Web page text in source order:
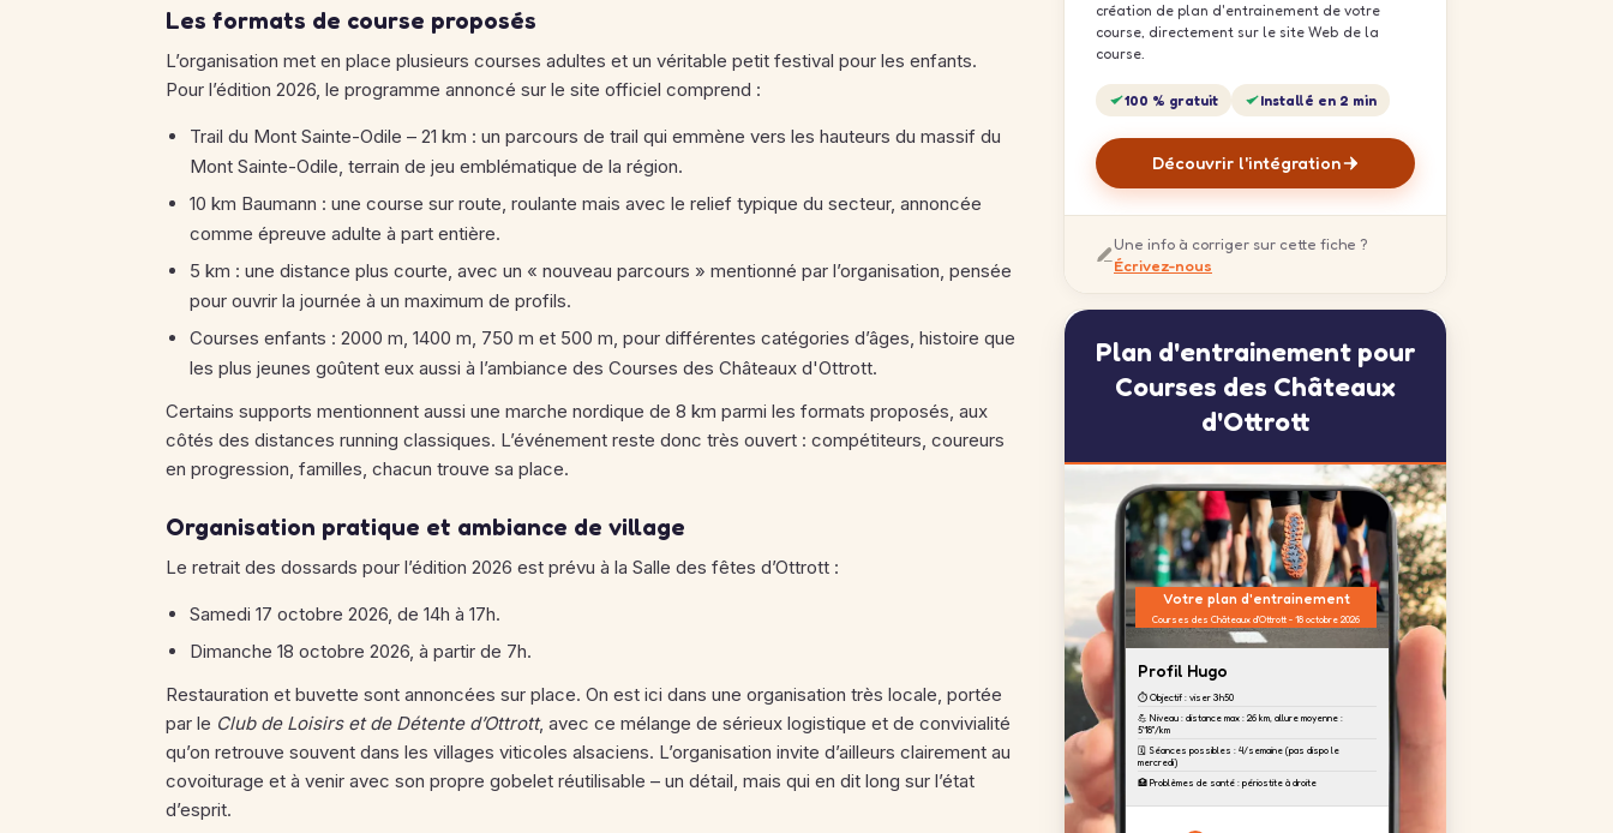
Les formats de course proposés
L’organisation met en place plusieurs courses adultes et un véritable petit festival pour les enfants.
Pour l’édition 2026, le programme annoncé sur le site officiel comprend :
Trail du Mont Sainte-Odile – 21 km : un parcours de trail qui emmène vers les hauteurs du massif du
Mont Sainte-Odile, terrain de jeu emblématique de la région.
10 km Baumann : une course sur route, roulante mais avec le relief typique du secteur, annoncée
comme épreuve adulte à part entière.
5 km : une distance plus courte, avec un « nouveau parcours » mentionné par l’organisation, pensée
pour ouvrir la journée à un maximum de profils.
Courses enfants : 2000 m, 1400 m, 750 m et 500 m, pour différentes catégories d’âges, histoire que
les plus jeunes goûtent eux aussi à l’ambiance des Courses des Châteaux d'Ottrott.
Certains supports mentionnent aussi une marche nordique de 8 km parmi les formats proposés, aux
côtés des distances running classiques. L’événement reste donc très ouvert : compétiteurs, coureurs
en progression, familles, chacun trouve sa place.
Organisation pratique et ambiance de village
Le retrait des dossards pour l’édition 2026 est prévu à la Salle des fêtes d’Ottrott :
Samedi 17 octobre 2026, de 14h à 17h.
Dimanche 18 octobre 2026, à partir de 7h.
Restauration et buvette sont annoncées sur place. On est ici dans une organisation très locale, portée
par le Club de Loisirs et de Détente d’Ottrott, avec ce mélange de sérieux logistique et de convivialité
qu’on retrouve souvent dans les villages viticoles alsaciens. L’organisation invite d’ailleurs clairement au
covoiturage et à venir avec son propre gobelet réutilisable – un détail, mais qui en dit long sur l’état
d’esprit.
création de plan d'entrainement de votre
course, directement sur le site Web de la
course.
100 % gratuit Installé en 2 min
Découvrir l'intégration
Une info à corriger sur cette fiche ?
Écrivez-nous
Plan d'entrainement pour
Courses des Châteaux
d'Ottrott
Votre plan d'entrainement
Courses des Châteaux d'Ottrott - 18 octobre 2026
Profil Hugo
⏱️ Objectif : viser 3h50
💪 Niveau : distance max : 26 km, allure moyenne :
5'18''/km
🗓️ Séances possibles : 4/semaine (pas dispo le
mercredi)
🏥 Problèmes de santé : périostite à droite